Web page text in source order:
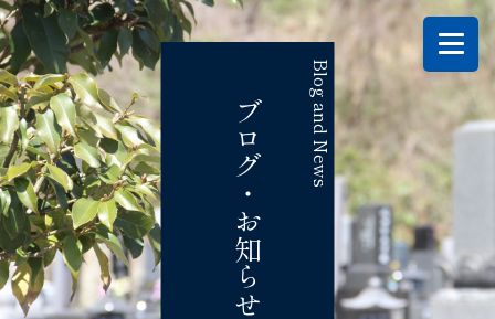
Blog and News
ブログ・お知らせ